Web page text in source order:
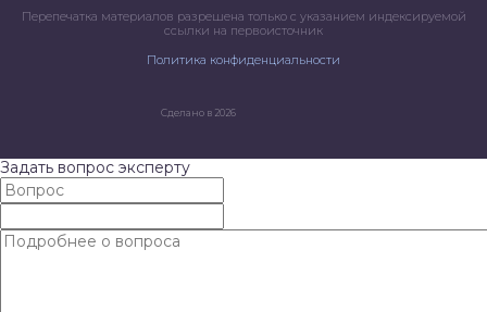
Перепечатка материалов разрешена только с указанием индексируемой
ссылки на первоисточник
Политика конфиденциальности
Сделано в 2026
Задать вопрос эксперту